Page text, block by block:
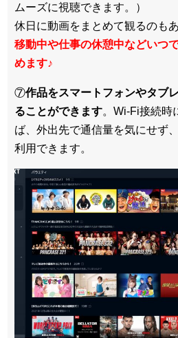
ムーズに視聴できます。）
休日に動画をまとめて観るのもあ
移動中や仕事の休憩中などいつ
めます♪
⑦作品をスマートフォンやタブ
ることができます。Wi-Fi接続時
ば、外出先で通信量を気にせず
利用できます。